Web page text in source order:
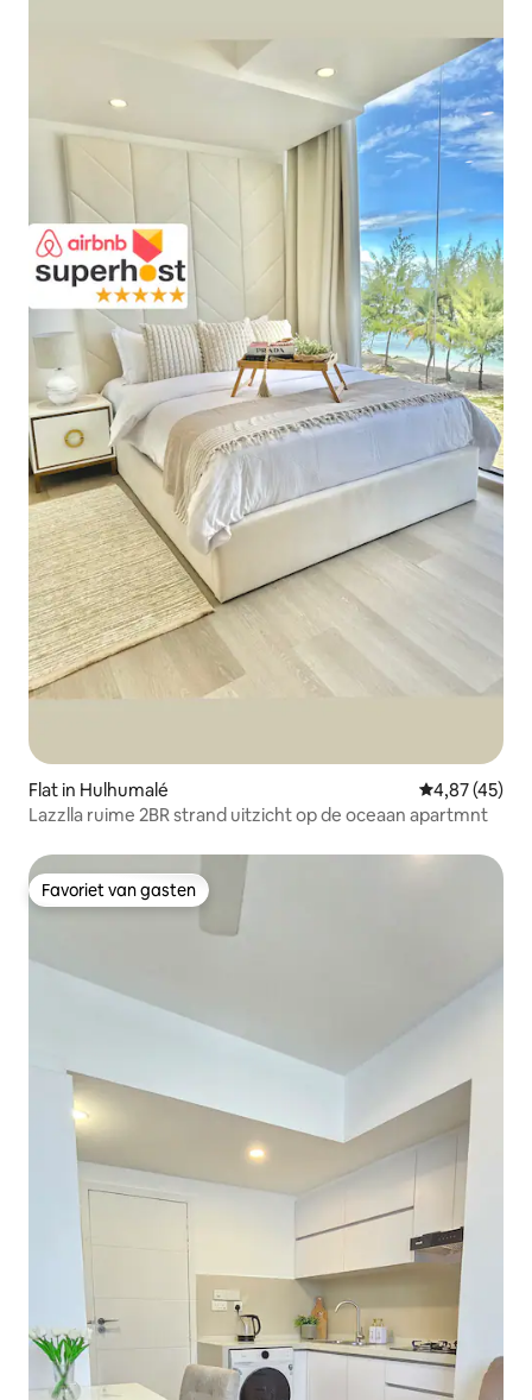
Flat in Hulhumalé Gemiddelde
4,87 (45)
Lazzlla ruime 2BR strand uitzicht op de oceaan apartmnt
Favoriet van gasten
Favoriet van gasten